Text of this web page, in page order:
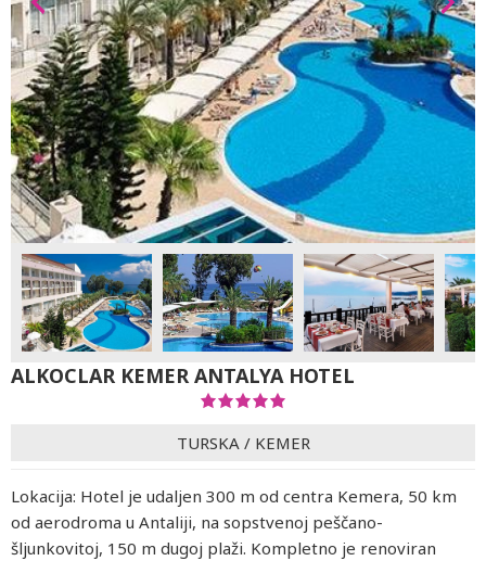
ALKOCLAR KEMER ANTALYA HOTEL
TURSKA / KEMER
Lokacija: Hotel je udaljen 300 m od centra Kemera, 50 km
od aerodroma u Antaliji, na sopstvenoj peščano-
šljunkovitoj, 150 m dugoj plaži. Kompletno je renoviran